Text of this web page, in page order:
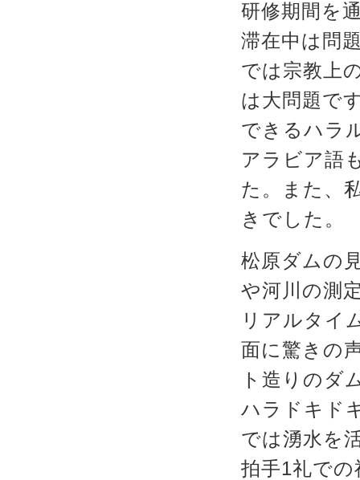
研修期間を
滞在中は問
では宗教上
は大問題で
できるハラ
アラビア語
た。また、
きでした。
松原ダムの
や河川の測
リアルタイ
面に驚きの
ト造りのダ
ハラドキド
では湧水を
拍手1礼で